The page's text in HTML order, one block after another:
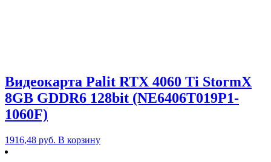
Видеокарта Palit RTX 4060 Ti StormX
8GB GDDR6 128bit (NE6406T019P1-
1060F)
1916,48 руб. В корзину